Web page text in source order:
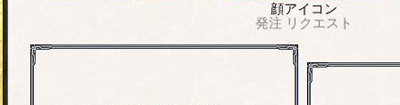
顔アイコン
発注 リクエスト